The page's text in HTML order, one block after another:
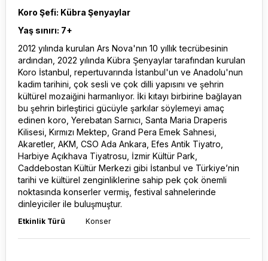
Koro Şefi: Kübra Şenyaylar
Yaş sınırı: 7+
2012 yılında kurulan Ars Nova'nın 10 yıllık tecrübesinin
ardından, 2022 yılında Kübra Şenyaylar tarafından kurulan
Koro İstanbul, repertuvarında İstanbul'un ve Anadolu'nun
kadim tarihini, çok sesli ve çok dilli yapısını ve şehrin
kültürel mozaiğini harmanlıyor. İki kıtayı birbirine bağlayan
bu şehrin birleştirici gücüyle şarkılar söylemeyi amaç
edinen koro, Yerebatan Sarnıcı, Santa Maria Draperis
Kilisesi, Kırmızı Mektep, Grand Pera Emek Sahnesi,
Akaretler, AKM, CSO Ada Ankara, Efes Antik Tiyatro,
Harbiye Açıkhava Tiyatrosu, İzmir Kültür Park,
Caddebostan Kültür Merkezi gibi İstanbul ve Türkiye’nin
tarihi ve kültürel zenginliklerine sahip pek çok önemli
noktasında konserler vermiş, festival sahnelerinde
dinleyiciler ile buluşmuştur.
Etkinlik Türü Konser